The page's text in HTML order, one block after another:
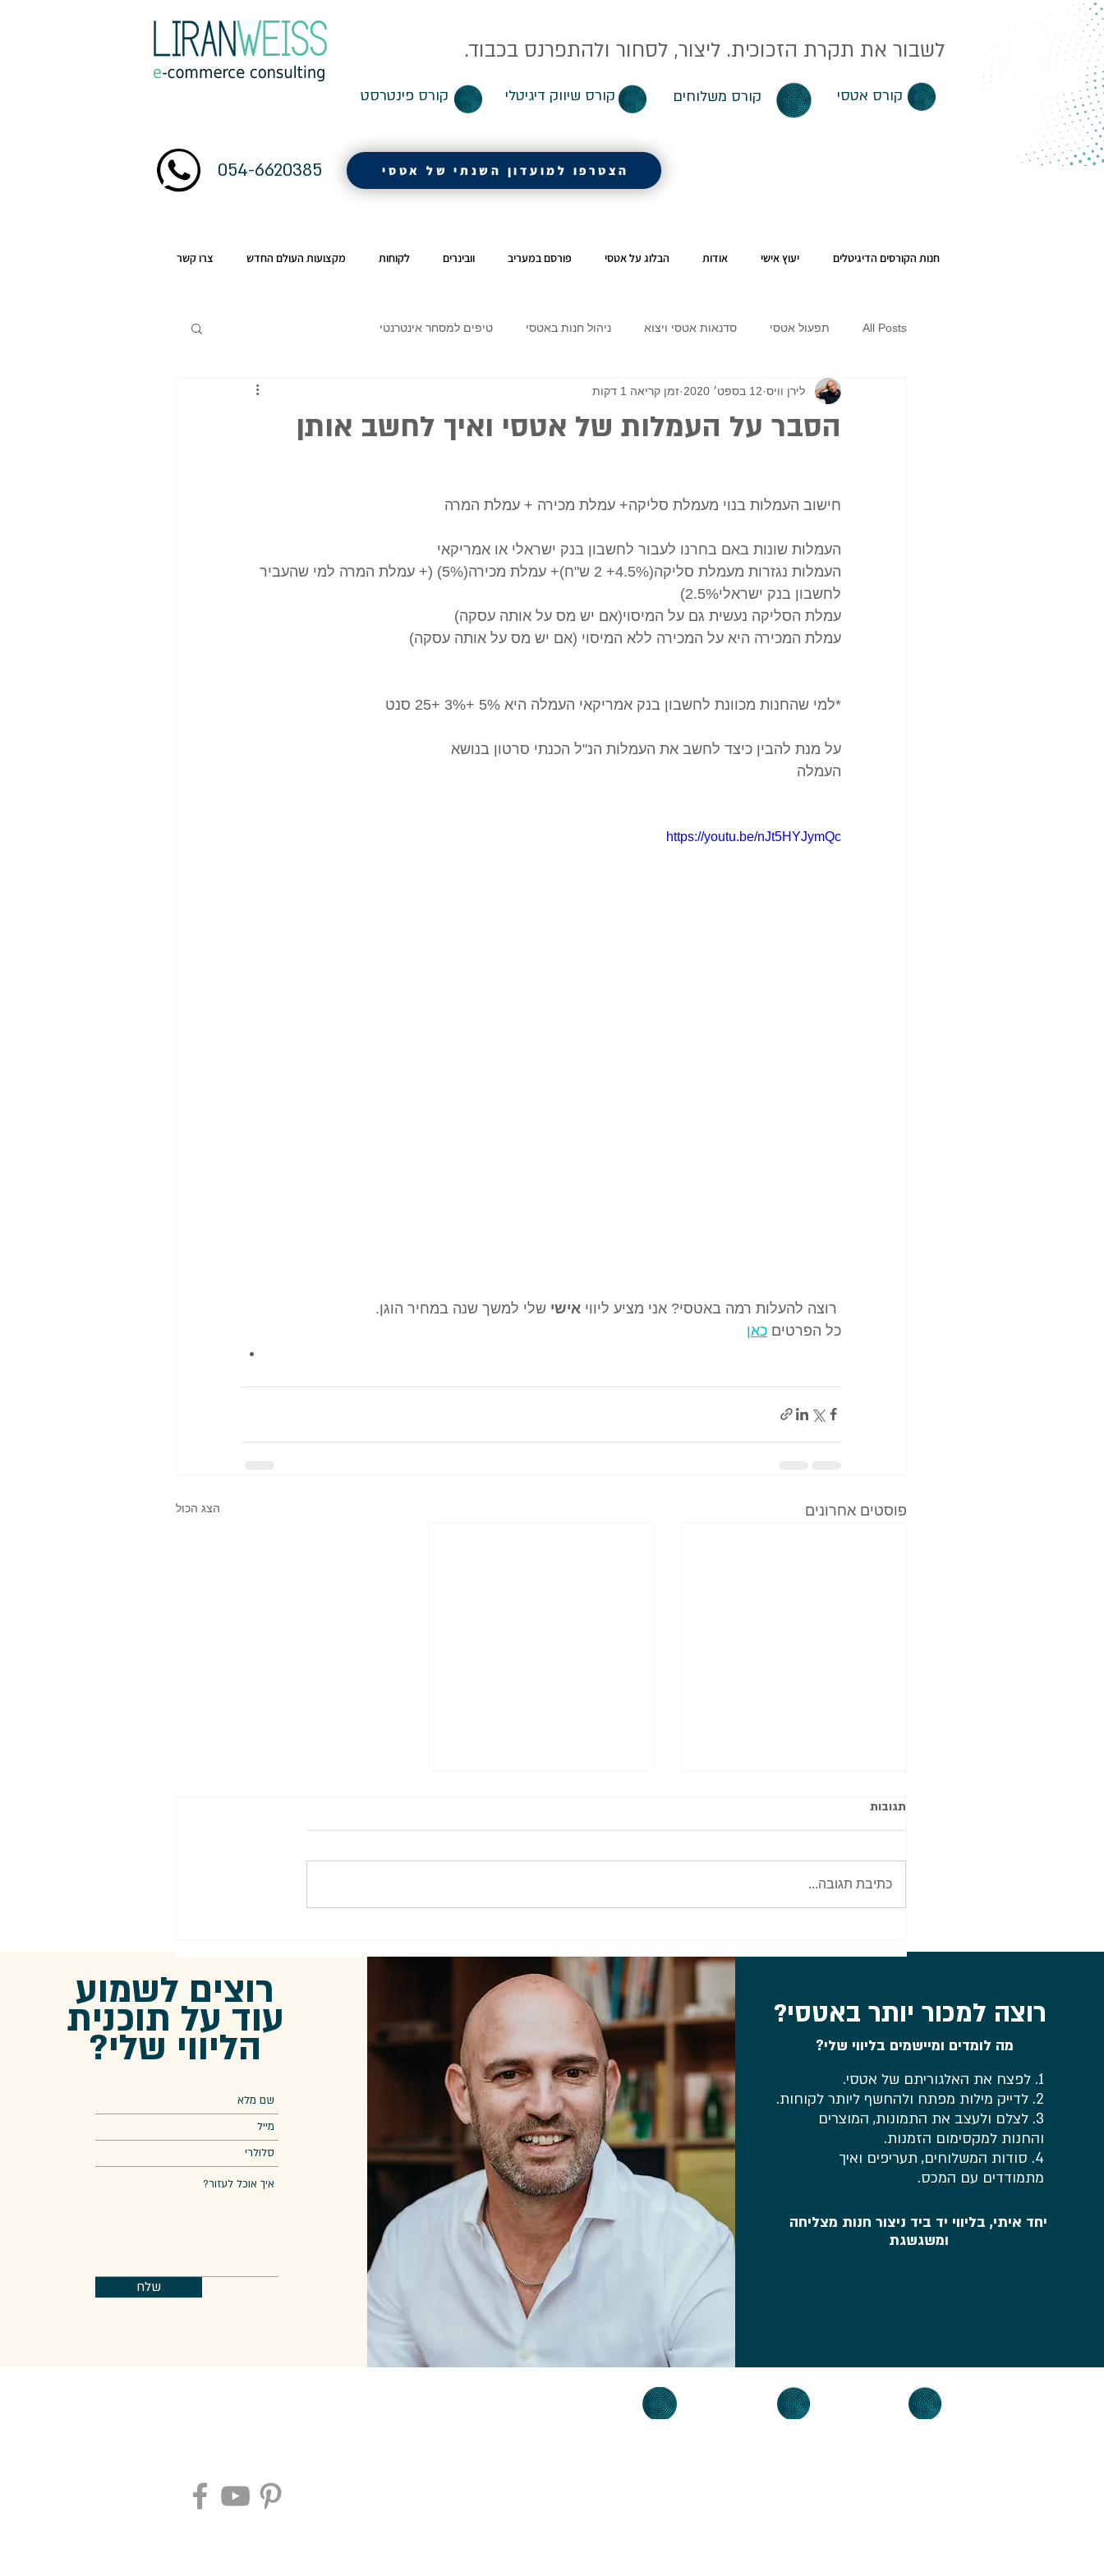
054-6620385
לשבור את תקרת הזכוכית. ליצור, לסחור ולהתפרנס בכבוד.
קורס פינטרסט קורס שיווק דיגיטלי קורס משלוחים קורס אטסי
הצטרפו למועדון השנתי של אטסי
חנות הקורסים הדיגיטלים יעוץ אישי אודות הבלוג על אטסי פורסם במעריב וובינרים לקוחות מקצועות העולם החדש צרו קשר
רוצים לשמוע
עוד על תוכנית
הליווי שלי?
שלח
רוצה למכור יותר באטסי?
מה לומדים ומיישמים בליווי שלי?
1. לפצח את האלגוריתם של אטסי.
2. לדייק מילות מפתח ולהחשף ליותר לקוחות.
3. לצלם ולעצב את התמונות, המוצרים
והחנות למקסימום הזמנות.
4. סודות המשלוחים, תעריפים ואיך
מתמודדים עם המכס.
יחד איתי, בליווי יד ביד ניצור חנות מצליחה
ומשגשגת
All Posts תפעול אטסי סדנאות אטסי ויצוא ניהול חנות באטסי טיפים למסחר אינטרנטי
הסבר על העמלות של אטסי ואיך לחשב אותן
לירן וויס 12 בספט׳ 2020 זמן קריאה 1 דקות
חישוב העמלות בנוי מעמלת סליקה+ עמלת מכירה + עמלת המרה
העמלות שונות באם בחרנו לעבור לחשבון בנק ישראלי או אמריקאי
העמלות נגזרות מעמלת סליקה(4.5%+ 2 ש"ח)+ עמלת מכירה(5%) (+ עמלת המרה למי שהעביר
לחשבון בנק ישראלי2.5%)
עמלת הסליקה נעשית גם על המיסוי(אם יש מס על אותה עסקה)
עמלת המכירה היא על המכירה ללא המיסוי (אם יש מס על אותה עסקה)
*למי שהחנות מכוונת לחשבון בנק אמריקאי העמלה היא 5% +3% +25 סנט
על מנת להבין כיצד לחשב את העמלות הנ"ל הכנתי סרטון בנושא
העמלה
https://youtu.be/nJt5HYJymQc
אישי שלי למשך שנה במחיר הוגן.
כל הפרטים כאן
פוסטים אחרונים הצג הכול
תגובות
כתיבת תגובה...